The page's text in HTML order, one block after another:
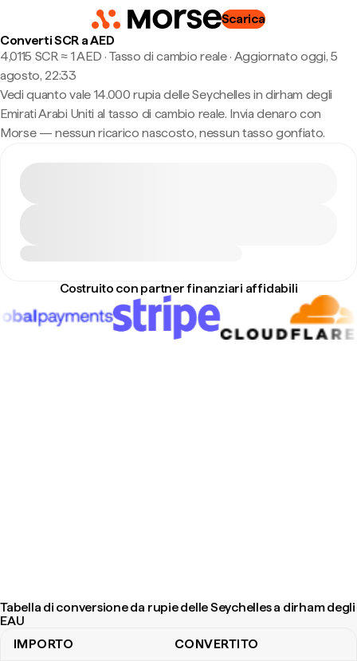
Scarica
Converti SCR a AED
4,0115 SCR ≈ 1 AED · Tasso di cambio reale· Aggiornato oggi, 5
agosto, 22:33
Vedi quanto vale 14.000 rupia delle Seychelles in dirham degli
Emirati Arabi Uniti al tasso di cambio reale. Invia denaro con
Morse — nessun ricarico nascosto, nessun tasso gonfiato.
Costruito con partner finanziari affidabili
Tabella di conversione da rupie delle Seychelles a dirham degli
EAU
IMPORTO CONVERTITO